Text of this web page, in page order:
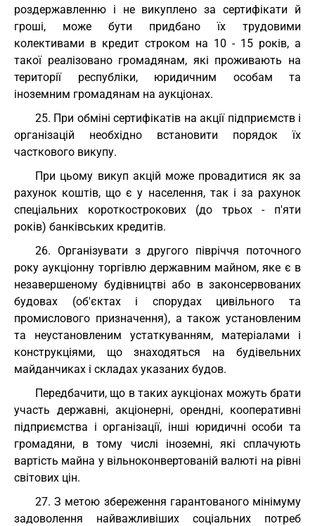
роздержавленню і не викуплено за сертифікати й
гроші, може бути придбано їх трудовими
колективами в кредит строком на 10 - 15 років, а
такої реалізовано громадянам, які проживають на
території республіки, юридичним особам та
іноземним громадянам на аукціонах.
25. При обміні сертифікатів на акції підприємств і
організацій необхідно встановити порядок їх
часткового викупу.
При цьому викуп акцій може провадитися як за
рахунок коштів, що є у населення, так і за рахунок
спеціальних короткострокових (до трьох - п'яти
років) банківських кредитів.
26. Організувати з другого півріччя поточного
року аукціонну торгівлю державним майном, яке є в
незавершеному будівництві або в законсервованих
будовах (об'єктах і спорудах цивільного та
промислового призначення), а також установленим
та неустановленим устаткуванням, матеріалами і
конструкціями, що знаходяться на будівельних
майданчиках і складах указаних будов.
Передбачити, що в таких аукціонах можуть брати
участь державні, акціонерні, орендні, кооперативні
підприємства і організації, інші юридичні особи та
громадяни, в тому числі іноземні, які сплачують
вартість майна у вільноконвертованій валюті на рівні
світових цін.
27. З метою збереження гарантованого мінімуму
задоволення найважливіших соціальних потреб